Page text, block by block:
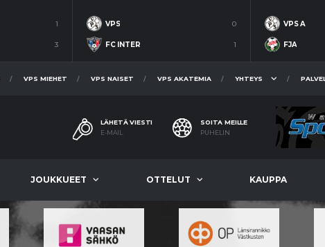
1
3
VPS 0
FC INTER 1
VPS A
FJA
VPS MIEHET VPS NAISET VPS AKATEMIA YHTEYS
LÄHETÄ VIESTI
E-MAIL
SOITA MEILLE
PUHELIN
JOUKKUEET OTTELUT KAUPPA